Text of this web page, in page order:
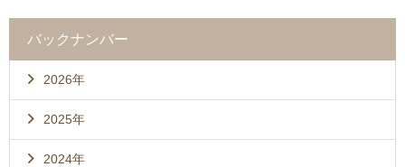
バックナンバー
2026年
2025年
2024年